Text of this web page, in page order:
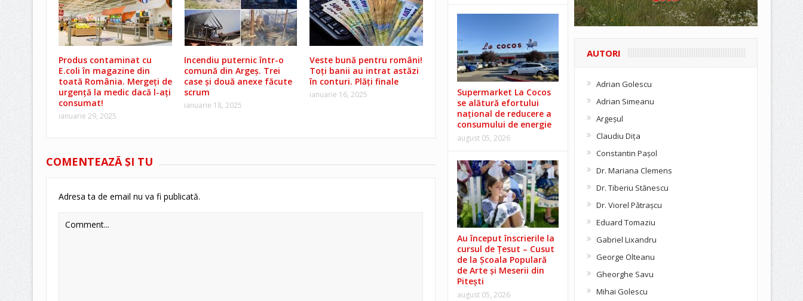
Produs contaminat cu
E.coli în magazine din
toată România. Mergeți de
urgență la medic dacă l-ați
consumat!
ianuarie 29, 2025
Incendiu puternic într-o
comună din Argeș. Trei
case și două anexe făcute
scrum
ianuarie 18, 2025
Veste bună pentru români!
Toți banii au intrat astăzi
în conturi. Plăți finale
ianuarie 16, 2025
COMENTEAZĂ ŞI TU
Adresa ta de email nu va fi publicată.
Supermarket La Cocos
se alătură efortului
național de reducere a
consumului de energie
august 05, 2026
Au început înscrierile la
cursul de Țesut – Cusut
de la Școala Populară
de Arte și Meserii din
Pitești
august 05, 2026
AUTORI
Adrian Golescu
Adrian Simeanu
Argeşul
Claudiu Diţa
Constantin Pașol
Dr. Mariana Clemens
Dr. Tiberiu Stănescu
Dr. Viorel Pătraşcu
Eduard Tomaziu
Gabriel Lixandru
George Olteanu
Gheorghe Savu
Mihai Golescu